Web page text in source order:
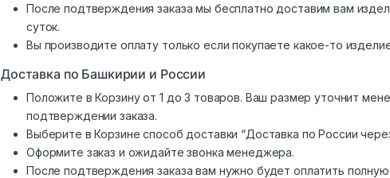
После подтверждения заказа мы бесплатно доставим вам
суток.
Вы производите оплату только если покупаете какое-то
Доставка по Башкирии и России
Положите в Корзину от 1 до 3 товаров. Ваш размер уточнит
подтверждении заказа.
Выберите в Корзине способ доставки “Доставка по России
Оформите заказ и ожидайте звонка менеджера.
После подтверждения заказа вам нужно будет оплатить